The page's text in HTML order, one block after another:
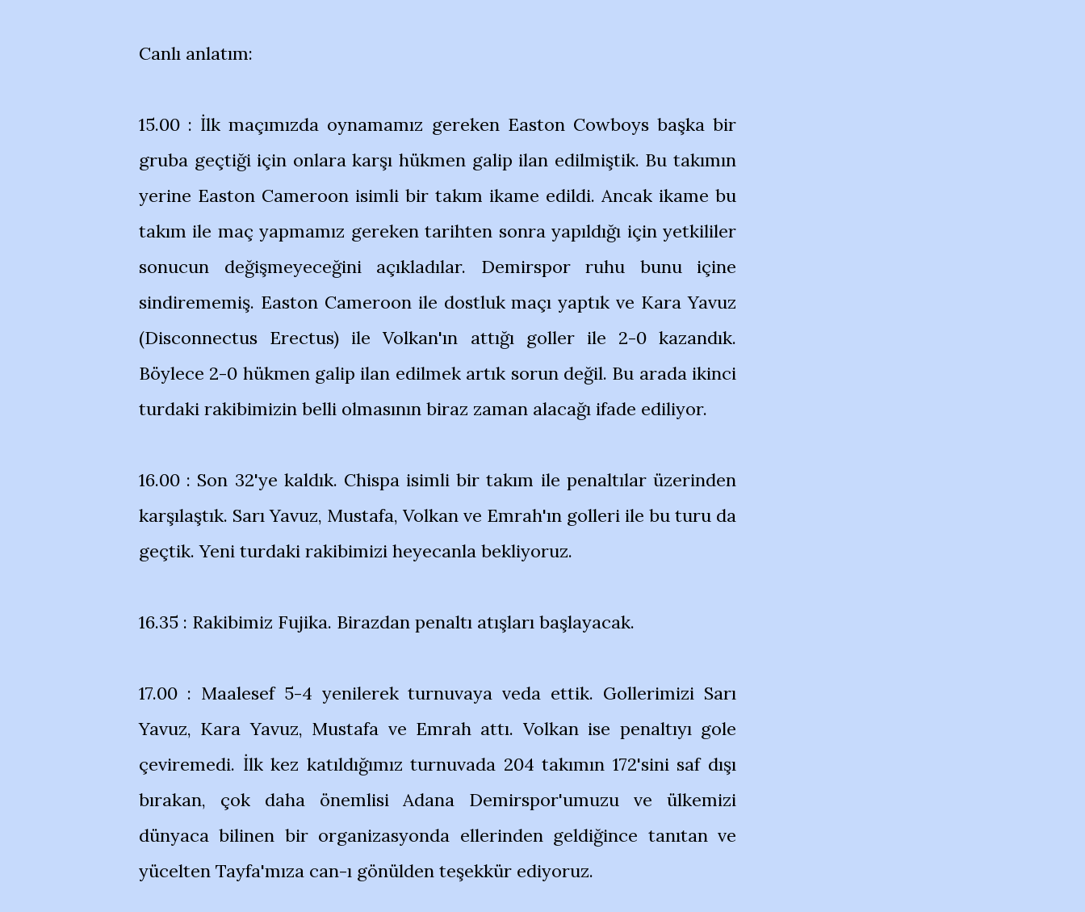
Canlı anlatım:
15.00 : İlk maçımızda oynamamız gereken Easton Cowboys başka bir
gruba geçtiği için onlara karşı hükmen galip ilan edilmiştik. Bu takımın
yerine Easton Cameroon isimli bir takım ikame edildi. Ancak ikame bu
takım ile maç yapmamız gereken tarihten sonra yapıldığı için yetkililer
sonucun değişmeyeceğini açıkladılar. Demirspor ruhu bunu içine
sindirememiş. Easton Cameroon ile dostluk maçı yaptık ve Kara Yavuz
(Disconnectus Erectus) ile Volkan'ın attığı goller ile 2-0 kazandık.
Böylece 2-0 hükmen galip ilan edilmek artık sorun değil. Bu arada ikinci
turdaki rakibimizin belli olmasının biraz zaman alacağı ifade ediliyor.
16.00 : Son 32'ye kaldık. Chispa isimli bir takım ile penaltılar üzerinden
karşılaştık. Sarı Yavuz, Mustafa, Volkan ve Emrah'ın golleri ile bu turu da
geçtik. Yeni turdaki rakibimizi heyecanla bekliyoruz.
16.35 : Rakibimiz Fujika. Birazdan penaltı atışları başlayacak.
17.00 : Maalesef 5-4 yenilerek turnuvaya veda ettik. Gollerimizi Sarı
Yavuz, Kara Yavuz, Mustafa ve Emrah attı. Volkan ise penaltıyı gole
çeviremedi. İlk kez katıldığımız turnuvada 204 takımın 172'sini saf dışı
bırakan, çok daha önemlisi Adana Demirspor'umuzu ve ülkemizi
dünyaca bilinen bir organizasyonda ellerinden geldiğince tanıtan ve
yücelten Tayfa'mıza can-ı gönülden teşekkür ediyoruz.